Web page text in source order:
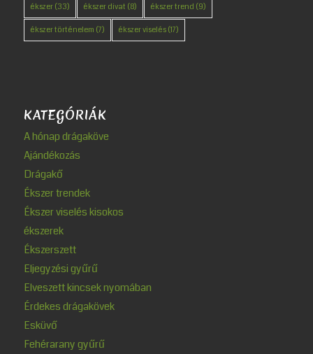
ékszer(33) ékszer divat (8) ékszer trend (9)
ékszer történelem (7) ékszer viselés(17)
KATEGÓRIÁK
A hónap drágaköve
Ajándékozás
Drágakő
Ékszer trendek
Ékszer viselés kisokos
ékszerek
Ékszerszett
Eljegyzési gyűrű
Elveszett kincsek nyomában
Érdekes drágakövek
Esküvő
Fehérarany gyűrű